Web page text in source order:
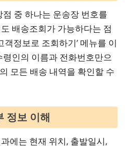
중 하나는 운송장 번호를
배송조회가 가능하다는 점
객정보로 조회하기’ 메뉴를 이
인의 이름과 전화번호만으
모든 배송 내역을 확인할 수
정보 이해
에는 현재 위치, 출발일시,